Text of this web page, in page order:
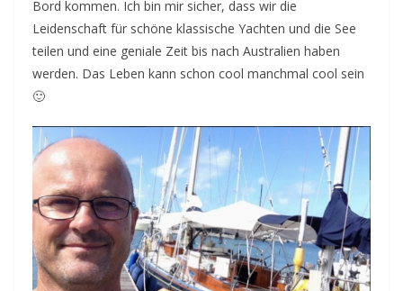
Bord kommen. Ich bin mir sicher, dass wir die
Leidenschaft für schöne klassische Yachten und die See
teilen und eine geniale Zeit bis nach Australien haben
werden. Das Leben kann schon cool manchmal cool sein
🙂